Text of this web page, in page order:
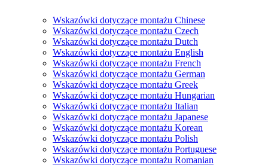
Wskazówki dotyczące montażu Chinese
Wskazówki dotyczące montażu Czech
Wskazówki dotyczące montażu Dutch
Wskazówki dotyczące montażu English
Wskazówki dotyczące montażu French
Wskazówki dotyczące montażu German
Wskazówki dotyczące montażu Greek
Wskazówki dotyczące montażu Hungarian
Wskazówki dotyczące montażu Italian
Wskazówki dotyczące montażu Japanese
Wskazówki dotyczące montażu Korean
Wskazówki dotyczące montażu Polish
Wskazówki dotyczące montażu Portuguese
Wskazówki dotyczące montażu Romanian